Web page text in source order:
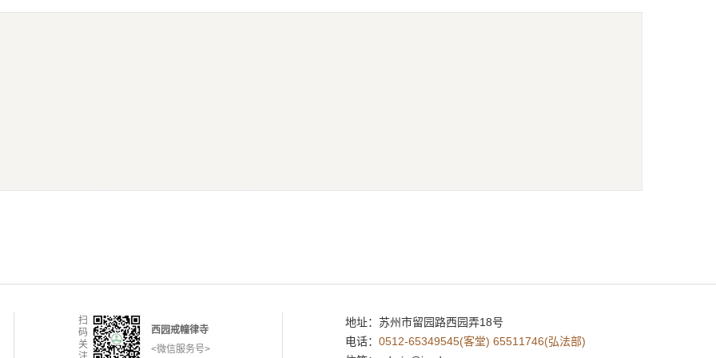
扫
码
关
西园戒幢律寺
<微信服务号>
地址： 苏州市留园路西园弄18号
电话： 0512-65349545(客堂) 65511746(弘法部)